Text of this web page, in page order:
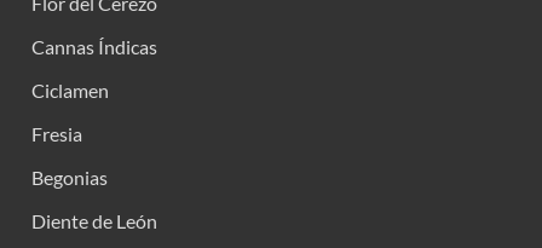
Cannas Índicas
Ciclamen
Fresia
Begonias
Diente de León